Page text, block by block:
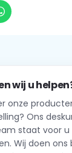
wij u
onze
Ons
staat voor u
Wij doen ons